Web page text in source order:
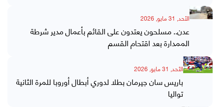
الأحد, 31 مايو, 2026
عدن.. مسلحون يعتدون على القائم بأعمال مدير شرطة
الممدارة بعد اقتحام القسم
الأحد, 31 مايو, 2026
باريس سان جيرمان بطلا لدوري أبطال أوروبا للمرة الثانية
تواليا